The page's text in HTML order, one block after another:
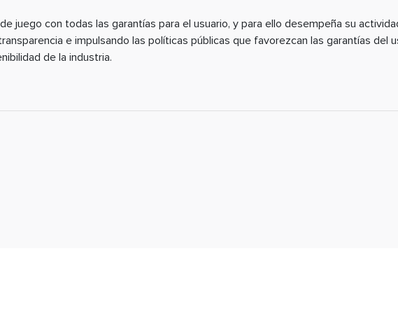
juego con todas las garantías para el usuario, y para ello desempeña su
e impulsando las políticas públicas que favorezcan las garantías del
de la industria.